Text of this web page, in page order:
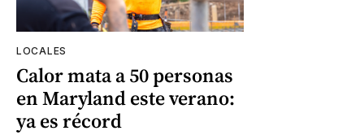
LOCALES
Calor mata a 50 personas
en Maryland este verano:
ya es récord